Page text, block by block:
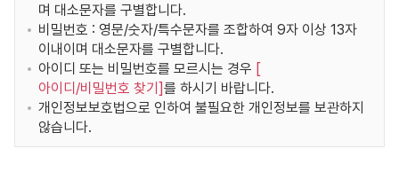
며 대소문자를 구별합니다.
비밀번호 : 영문/숫자/특수문자를 조합하여 9자 이상 13자
이내이며 대소문자를 구별합니다.
아이디 또는 비밀번호를 모르시는 경우 [
아이디/비밀번호 찾기 ]를 하시기 바랍니다.
개인정보보호법으로 인하여 불필요한 개인정보를 보관하지
않습니다.